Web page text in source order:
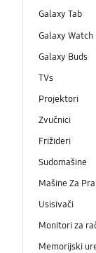
Galaxy Tab
Galaxy Watch
Galaxy Buds
TVs
Projektori
Zvučnici
Frižideri
Sudomašine
Mašine Za
Usisivači
Monitori za
Memorijski